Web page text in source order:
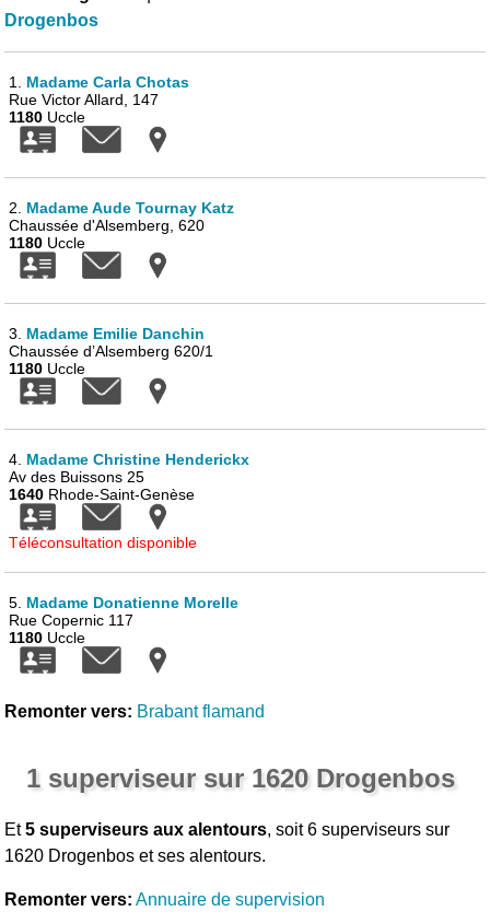
Drogenbos
1. Madame Carla Chotas
Rue Victor Allard, 147
1180 Uccle
2. Madame Aude Tournay Katz
Chaussée d'Alsemberg, 620
1180 Uccle
3. Madame Emilie Danchin
Chaussée d’Alsemberg 620/1
1180 Uccle
4. Madame Christine Henderickx
Av des Buissons 25
1640 Rhode-Saint-Genèse
Téléconsultation disponible
5. Madame Donatienne Morelle
Rue Copernic 117
1180 Uccle
Remonter vers: Brabant flamand
1 superviseur sur 1620 Drogenbos
Et5 superviseurs aux alentours, soit 6 superviseurs sur
1620 Drogenbos et ses alentours.
Remonter vers: Annuaire de supervision